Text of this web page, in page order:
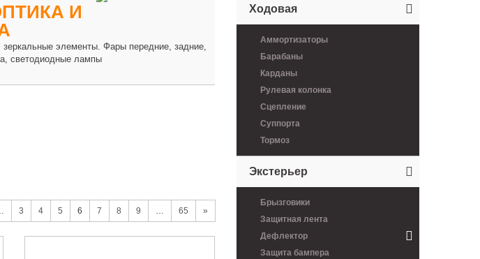
И
зеркальные элементы. Фары передние, задние,
светодиодные лампы
3 4 5 6 7 8 9 … 65 »
Ходовая
Аммортизаторы
Барабаны
Карданы
Рулевая колонка
Сцепление
Суппорта
Тормоз
Экстерьер
Брызговики
Защитная лента
Дефлектор
Защита бампера